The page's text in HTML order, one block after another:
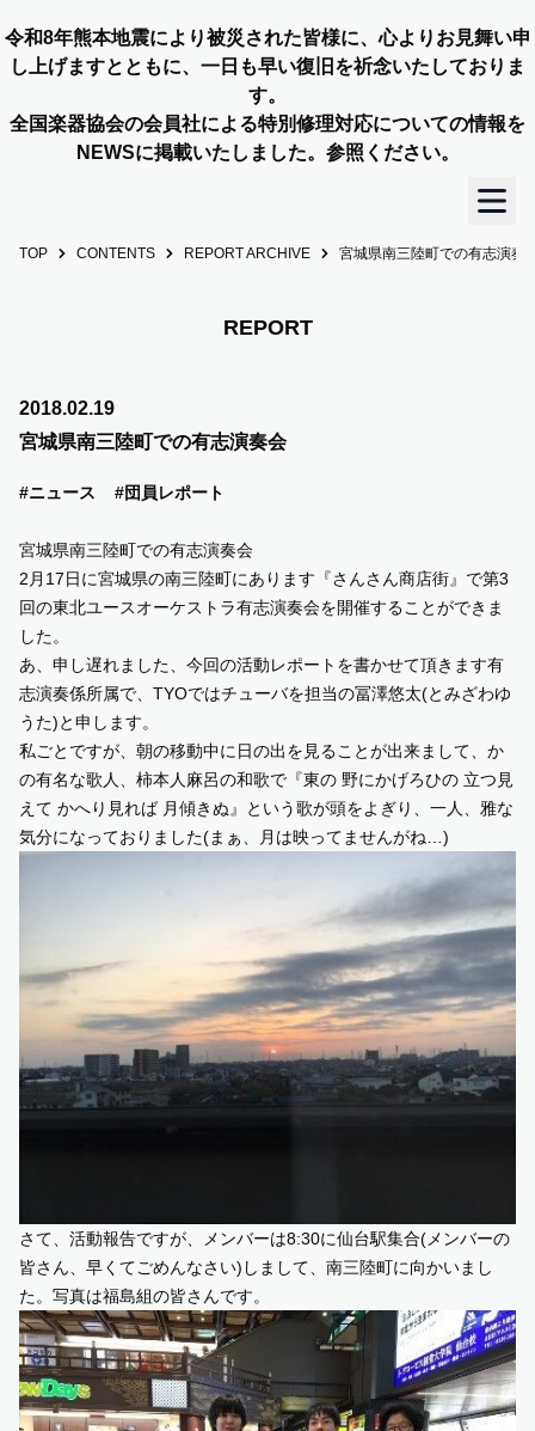
令和8年熊本地震により被災された皆様に、心よりお見舞い申
し上げますとともに、一日も早い復旧を祈念いたしておりま
す。
全国楽器協会の会員社による特別修理対応についての情報を
NEWSに掲載いたしました。参照ください。
TOP
OUR STORY
SUPPORT US
COMMUNITY
JP / EN
TOP CONTENTS REPORT ARCHIVE 宮城県南三陸町での有志演奏
REPORT
2018.02.19
宮城県南三陸町での有志演奏会
#ニュース #団員レポート
宮城県南三陸町での有志演奏会
2月17日に宮城県の南三陸町にあります『さんさん商店街』で第3
回の東北ユースオーケストラ有志演奏会を開催することができま
した。
あ、申し遅れました、今回の活動レポートを書かせて頂きます有
志演奏係所属で、TYOではチューバを担当の冨澤悠太(とみざわゆ
うた)と申します。
私ごとですが、朝の移動中に日の出を見ることが出来まして、か
の有名な歌人、柿本人麻呂の和歌で『東の 野にかげろひの 立つ見
えて かへり見れば 月傾きぬ』という歌が頭をよぎり、一人、雅な
気分になっておりました(まぁ、月は映ってませんがね…)
さて、活動報告ですが、メンバーは8:30に仙台駅集合(メンバーの
皆さん、早くてごめんなさい)しまして、南三陸町に向かいまし
た。写真は福島組の皆さんです。